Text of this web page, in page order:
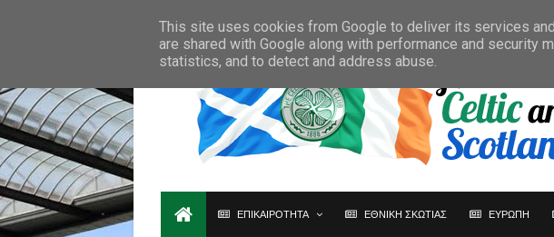
ΕΠΙΚΑΙΡΟΤΗΤΑ ΕΘΝΙΚΗ ΣΚΩΤΙΑΣ ΕΥΡΩΠΗ
This site uses cookies from Google to deliver its services
are shared with Google along with performance and security
statistics, and to detect and address abuse.